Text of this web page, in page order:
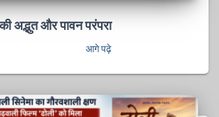
अद्भुत और पावन परंपरा
आगे पढ़े